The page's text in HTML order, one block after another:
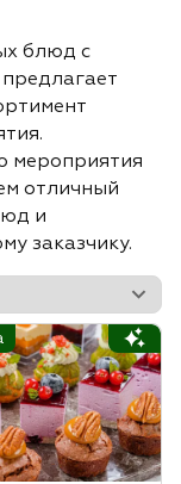
блюд с
мероприятия
отличный
и
заказчику.